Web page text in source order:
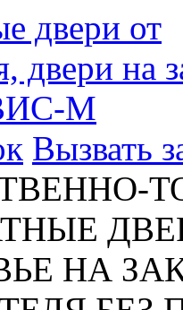
Вызвать
НА